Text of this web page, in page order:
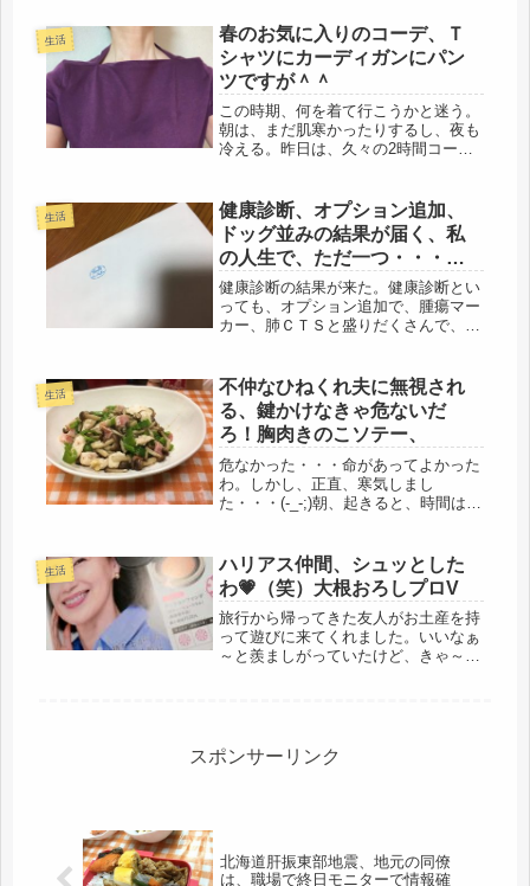
3,000円、300円、300円、〆て3...
生活
春のお気に入りのコーデ、Ｔ
シャツにカーディガンにパン
ツですが＾＾
この時期、何を着て行こうかと迷う。
朝は、まだ肌寒かったりするし、夜も
冷える。昨日は、久々の2時間コース
る雰囲気じゃなかっただけです（笑）
直近の断捨離で見つけたＴシャツ、
な...
生活
健康診断、オプション追加、
ドッグ並みの結果が届く、私
の人生で、ただ一つ・・・・
消えたミネストローネ
健康診断の結果が来た。健康診断とい
っても、オプション追加で、腫瘍マー
カー、肺ＣＴＳと盛りだくさんで、ド
ような事由があったりして・・・小心
者なので、フト、どうなってるのだろ
う...
生活
不仲なひねくれ夫に無視され
る、鍵かけなきゃ危ないだ
ろ！胸肉きのこソテー、
危なかった・・・命があってよかった
わ。しかし、正直、寒気しまし
た・・・(-_-;)朝、起きると、時間は5
と、一階の庭側の窓が、雨戸は閉めて
いるものの、ガラスのサッシを閉め...
生活
ハリアス仲間、シュッとした
わ💗（笑）大根おろしプロV
旅行から帰ってきた友人がお土産を持
って遊びに来てくれました。いいなぁ
～と羨ましがっていたけど、きゃ～あ
に...
スポンサーリンク
北海道肝振東部地震、地元の同僚
は、職場で終日モニターで情報確